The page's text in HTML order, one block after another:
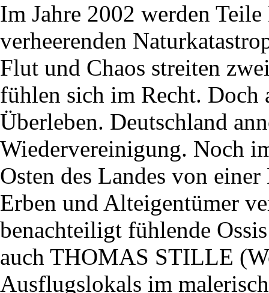
Im Jahre 2002 werden
verheerenden
Flut und Chaos streiten
fühlen sich im Recht. Doch
Überleben. Deutschland
Wiedervereinigung. Noch
Osten des Landes von
Erben und Alteigentümer
benachteiligt fühlende
auch THOMAS STILLE
Ausflugslokals im